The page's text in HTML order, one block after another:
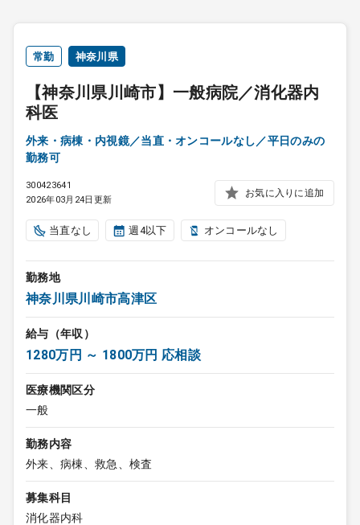
常勤 神奈川県
【神奈川県川崎市】一般病院／消化器内
科医
外来・病棟・内視鏡／当直・オンコールなし／平日のみの
勤務可
300423641
2026年03月24日更新
お気に入りに追加
当直なし 週4以下 オンコールなし
勤務地
神奈川県川崎市高津区
給与（年収）
1280万円 ～ 1800万円 応相談
医療機関区分
一般
勤務内容
外来、病棟、救急、検査
募集科目
消化器内科